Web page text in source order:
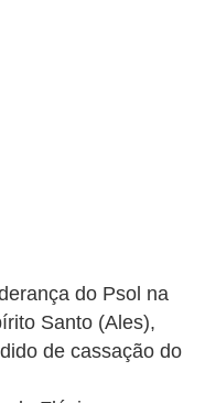
do Psol na
Santo (Ales),
de cassação do